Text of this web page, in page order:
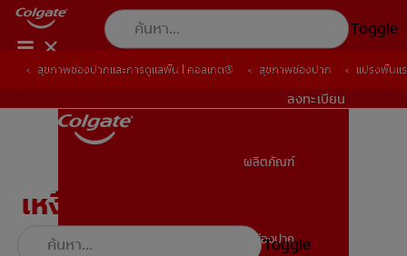
Toggle
ลงทะเบียน
ผลิตภัณฑ์
สุขภาพช่องปาก
Toggle
สุขภาพช่องปากและการดูแลฟัน | คอลเกต® สุขภาพช่องปาก แปรงฟันแ
เหงือกไม่แข็งแรง? ค้นพบ 3
สาเหตุที่ทำให้เหงือกอ่อนแอ